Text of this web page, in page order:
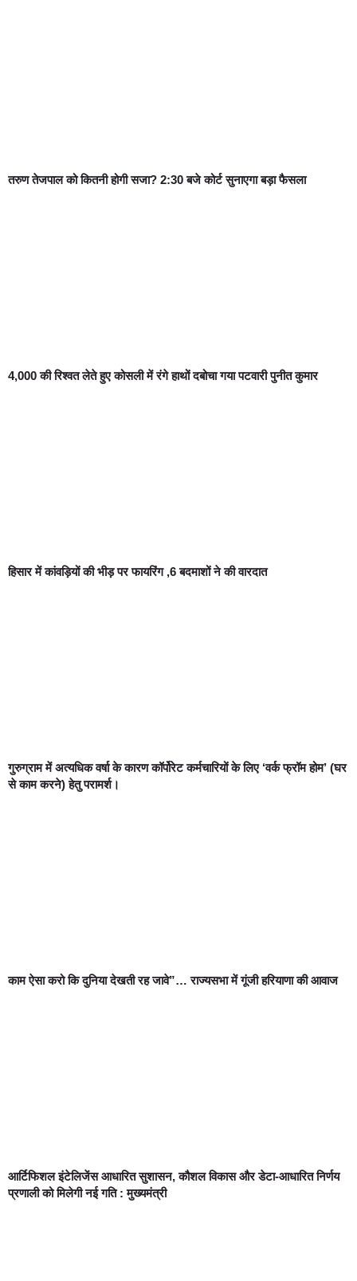
तरुण तेजपाल को कितनी होगी सजा? 2:30 बजे कोर्ट सुनाएगा बड़ा फैसला
4,000 की रिश्वत लेते हुए कोसली में रंगे हाथों दबोचा गया पटवारी पुनीत कुमार
हिसार में कांवड़ियों की भीड़ पर फायरिंग ,6 बदमाशों ने की वारदात
गुरुग्राम में अत्यधिक वर्षा के कारण कॉर्पोरेट कर्मचारियों के लिए ‘वर्क फ्रॉम होम’ (घर
से काम करने) हेतु परामर्श।
काम ऐसा करो कि दुनिया देखती रह जावे”… राज्यसभा में गूंजी हरियाणा की आवाज
आर्टिफिशल इंटेलिजेंस आधारित सुशासन, कौशल विकास और डेटा-आधारित निर्णय
प्रणाली को मिलेगी नई गति : मुख्यमंत्री